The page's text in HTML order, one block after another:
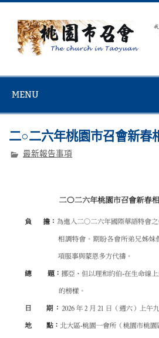
Skip
content
MENU
二○二六年桃園市召會新春
最新報告事項